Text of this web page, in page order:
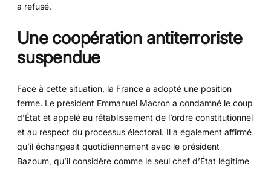
a refusé.
Une coopération antiterroriste
suspendue
Face à cette situation, la France a adopté une position
ferme. Le président Emmanuel Macron a condamné le coup
d’État et appelé au rétablissement de l’ordre constitutionnel
et au respect du processus électoral. Il a également affirmé
qu’il échangeait quotidiennement avec le président
Bazoum, qu’il considère comme le seul chef d’État légitime